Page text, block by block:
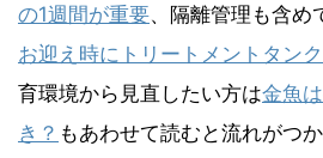
の1週間が重要、隔離管理も含め
お迎え時にトリートメントタン
育環境から見直したい方は金魚
き？ もあわせて読むと流れがつ